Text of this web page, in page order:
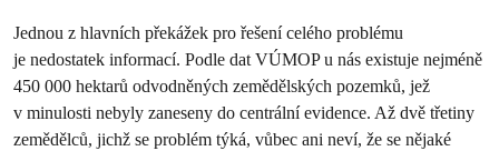
Jednou z hlavních překážek pro řešení celého problému
je nedostatek informací. Podle dat VÚMOP u nás existuje nejméně
450 000 hektarů odvodněných zemědělských pozemků, jež
v minulosti nebyly zaneseny do centrální evidence. Až dvě třetiny
zemědělců, jichž se problém týká, vůbec ani neví, že se nějaké